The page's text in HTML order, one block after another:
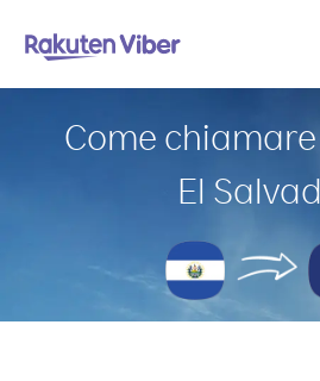
Come
El